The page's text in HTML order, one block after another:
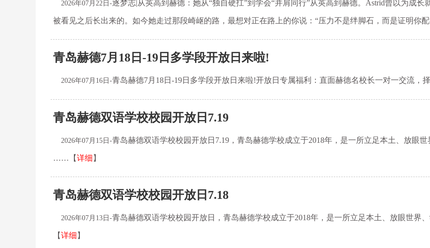
2026年07月22日-逐梦志|从英高到赫德：她从“独自硬扛”到学会“并肩同行”从英高到赫德。Astrid曾以为成
被看见之后长出来的。如今她走过那段崎岖的路，最想对正在路上的你说：“压力不是绊脚石，而是证明你
青岛赫德7月18日-19日多学段开放日来啦!
2026年07月16日-青岛赫德7月18日-19日多学段开放日来啦!开放日专属福利：直面赫德名校长一对一交流
青岛赫德双语学校校园开放日7.19
2026年07月15日-青岛赫德双语学校校园开放日7.19，青岛赫德学校成立于2018年，是一所立足本土、放眼
……【详细 】
青岛赫德双语学校校园开放日7.18
2026年07月13日-青岛赫德双语学校校园开放日，青岛赫德学校成立于2018年，是一所立足本土、放眼世
【详细 】